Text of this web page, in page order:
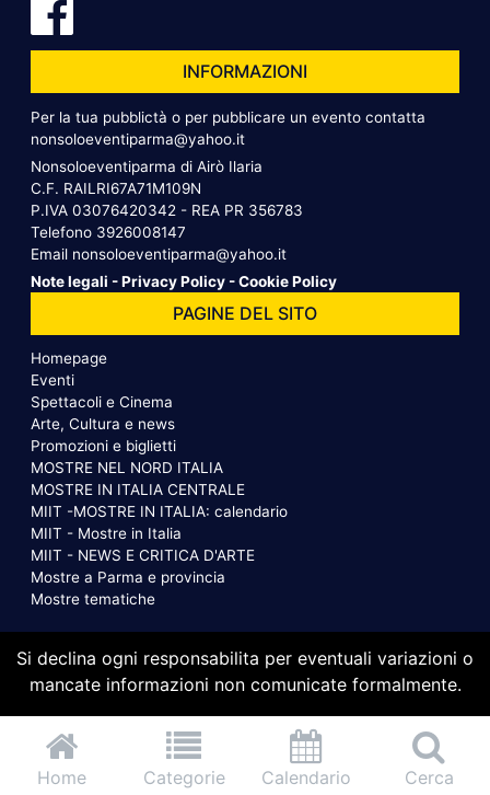
Home Categorie Calendario Cerca
INFORMAZIONI
Per la tua pubblictà o per pubblicare un evento contatta
nonsoloeventiparma@yahoo.it
Nonsoloeventiparma di Airò Ilaria
C.F. RAILRI67A71M109N
P.IVA 03076420342 - REA PR 356783
Telefono 3926008147
Email nonsoloeventiparma@yahoo.it
Note legali -Privacy Policy -Cookie Policy
PAGINE DEL SITO
Homepage
Eventi
Spettacoli e Cinema
Arte, Cultura e news
Promozioni e biglietti
MOSTRE NEL NORD ITALIA
MOSTRE IN ITALIA CENTRALE
MIIT -MOSTRE IN ITALIA: calendario
MIIT - Mostre in Italia
MIIT - NEWS E CRITICA D'ARTE
Mostre a Parma e provincia
Mostre tematiche
Si declina ogni responsabilita per eventuali variazioni o
mancate informazioni non comunicate formalmente.